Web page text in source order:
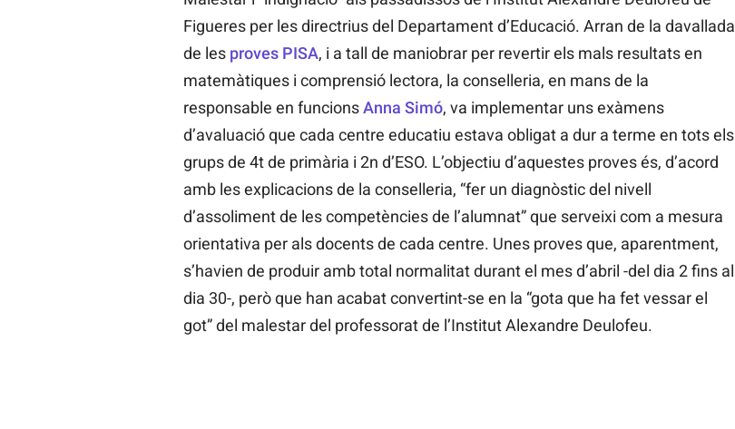
Figueres per les directrius del Departament d’Educació. Arran de la davallada
de les proves PISA, i a tall de maniobrar per revertir els mals resultats en
matemàtiques i comprensió lectora, la conselleria, en mans de la
responsable en funcionsAnna Simó, va implementar uns exàmens
d’avaluació que cada centre educatiu estava obligat a dur a terme en tots els
grups de 4t de primària i 2n d’ESO. L’objectiu d’aquestes proves és, d’acord
amb les explicacions de la conselleria, “fer un diagnòstic del nivell
d’assoliment de les competències de l’alumnat” que serveixi com a mesura
orientativa per als docents de cada centre. Unes proves que, aparentment,
s’havien de produir amb total normalitat durant el mes d’abril -del dia 2 fins al
dia 30-, però que han acabat convertint-se en la “gota que ha fet vessar el
got” del malestar del professorat de l’Institut Alexandre Deulofeu.